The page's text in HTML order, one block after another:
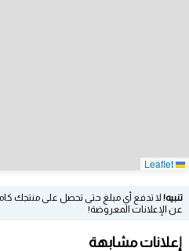
تنبيه! لا تدفع أي مبلغ حتى تحصل على منتجك
عن الإعلانات المعروضة!
إعلانات مشابهة